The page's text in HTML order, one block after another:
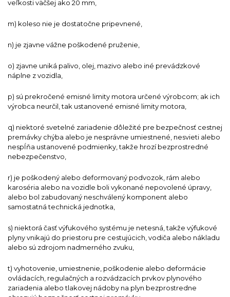
veľkosti väčšej ako 20 mm,
m) koleso nie je dostatočne pripevnené,
n) je zjavne vážne poškodené pruženie,
o) zjavne uniká palivo, olej, mazivo alebo iné prevádzkové
náplne z vozidla,
p) sú prekročené emisné limity motora určené výrobcom; ak ich
výrobca neurčil, tak ustanovené emisné limity motora,
q) niektoré svetelné zariadenie dôležité pre bezpečnosť cestnej
premávky chýba alebo je nesprávne umiestnené, nesvieti alebo
nespĺňa ustanovené podmienky, takže hrozí bezprostredné
nebezpečenstvo,
r) je poškodený alebo deformovaný podvozok, rám alebo
karoséria alebo na vozidle boli vykonané nepovolené úpravy,
alebo bol zabudovaný neschválený komponent alebo
samostatná technická jednotka,
s) niektorá časť výfukového systému je netesná, takže výfukové
plyny vnikajú do priestoru pre cestujúcich, vodiča alebo nákladu
alebo sú zdrojom nadmerného zvuku,
t) vyhotovenie, umiestnenie, poškodenie alebo deformácie
ovládacích, regulačných a rozvádzacích prvkov plynového
zariadenia alebo tlakovej nádoby na plyn bezprostredne